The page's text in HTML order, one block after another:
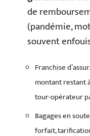
de
(pandémie,
souvent
Franchise
montant restant
tour-opérateur
Bagages en
forfait,